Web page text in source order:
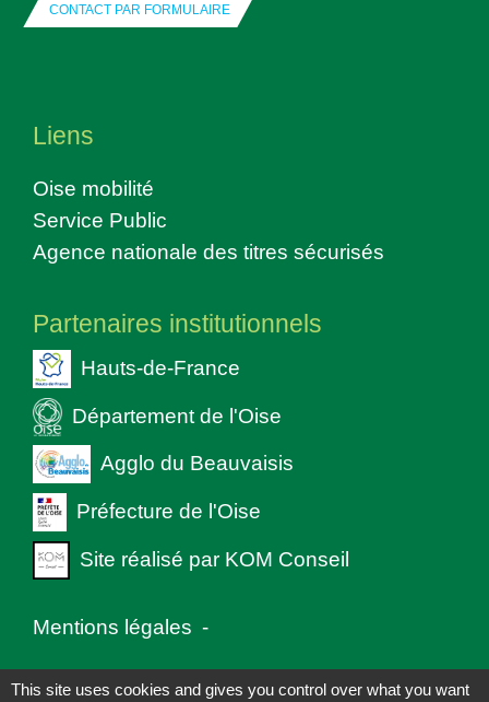
CONTACT PAR FORMULAIRE
Liens
Oise mobilité
Service Public
Agence nationale des titres sécurisés
Partenaires institutionnels
Hauts-de-France
Département de l'Oise
Agglo du Beauvaisis
Préfecture de l'Oise
Site réalisé par KOM Conseil
Mentions légales -
Politique de confidentialité - Accessibilité -
This site uses cookies and gives you control over what you want